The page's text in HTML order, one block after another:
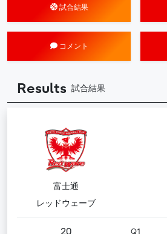
試合結果
コメント
Results 試合結果
富士通
レッドウェーブ
20 Q1